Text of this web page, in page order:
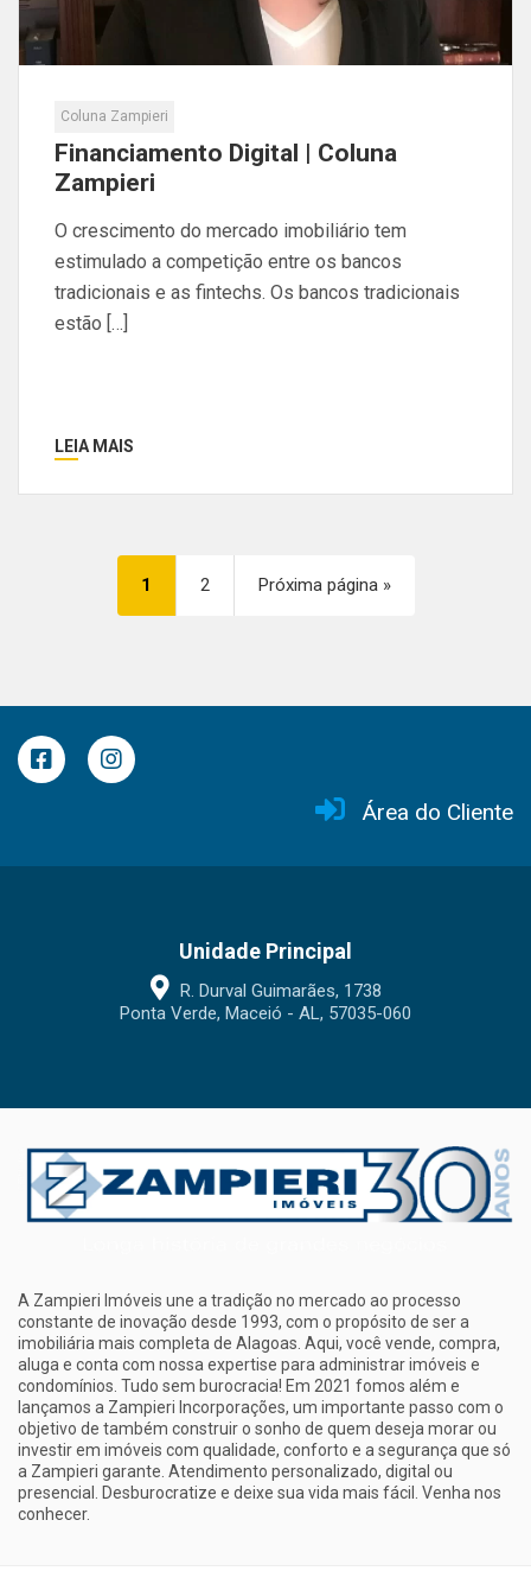
Coluna Zampieri
Financiamento Digital | Coluna
Zampieri
O crescimento do mercado imobiliário tem
estimulado a competição entre os bancos
tradicionais e as fintechs. Os bancos tradicionais
estão […]
LEIA MAIS
1 2 Próxima página »
Área do Cliente
Unidade Principal
R. Durval Guimarães, 1738
Ponta Verde, Maceió - AL, 57035-060
A Zampieri Imóveis une a tradição no mercado ao processo
constante de inovação desde 1993, com o propósito de ser a
imobiliária mais completa de Alagoas. Aqui, você vende, compra,
aluga e conta com nossa expertise para administrar imóveis e
condomínios. Tudo sem burocracia! Em 2021 fomos além e
lançamos a Zampieri Incorporações, um importante passo com o
objetivo de também construir o sonho de quem deseja morar ou
investir em imóveis com qualidade, conforto e a segurança que só
a Zampieri garante. Atendimento personalizado, digital ou
presencial. Desburocratize e deixe sua vida mais fácil. Venha nos
conhecer.